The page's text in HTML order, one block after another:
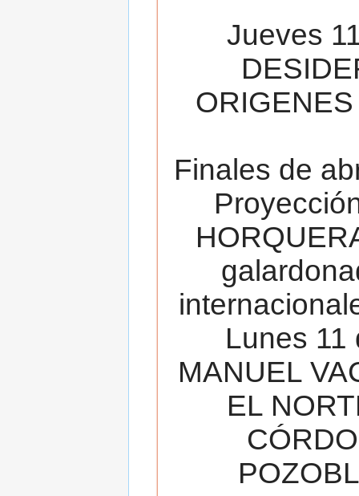
Jueves
Finales de
Lunes 11
MANUEL
EL